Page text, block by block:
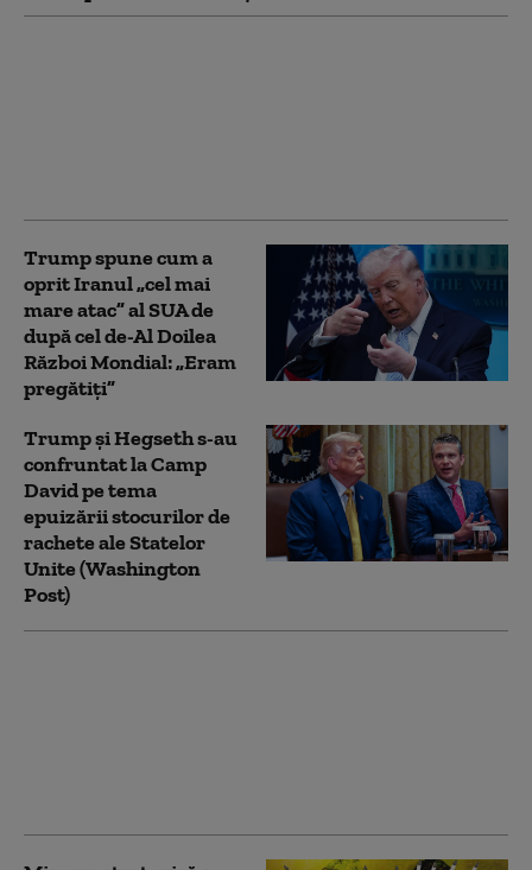
Trump spune cum a
oprit Iranul „cel mai
mare atac” al SUA de
după cel de-Al Doilea
Război Mondial: „Eram
pregătiți”
Trump şi Hegseth s-au
confruntat la Camp
David pe tema
epuizării stocurilor de
rachete ale Statelor
Unite (Washington
Post)